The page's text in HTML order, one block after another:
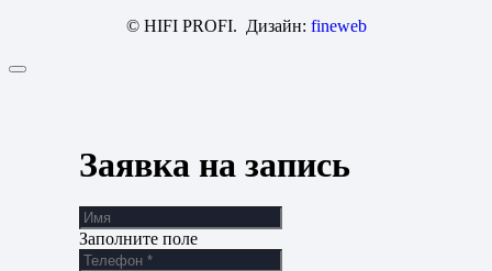
© HIFI PROFI. Дизайн: fineweb
Заявка на запись
Заполните поле